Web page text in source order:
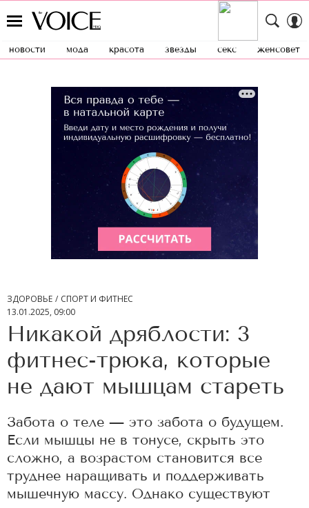
новости мода красота звезды секс женсовет
ЗДОРОВЬЕ
СПОРТ И ФИТНЕС
13.01.2025, 09:00
Никакой дряблости: 3
фитнес-трюка, которые
не дают мышцам стареть
Забота о теле — это забота о будущем.
Если мышцы не в тонусе, скрыть это
сложно, а возрастом становится все
труднее наращивать и поддерживать
мышечную массу. Однако существуют